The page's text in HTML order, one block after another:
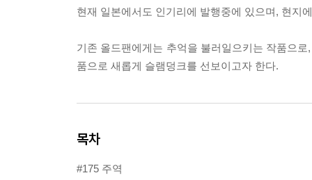
현재 일본에서도 인기리에 발행중에 있으며, 현지
기존 올드팬에게는 추억을 불러일으키는 작품으
품으로 새롭게 슬램덩크를 선보이고자 한다.
목차
#175 주역